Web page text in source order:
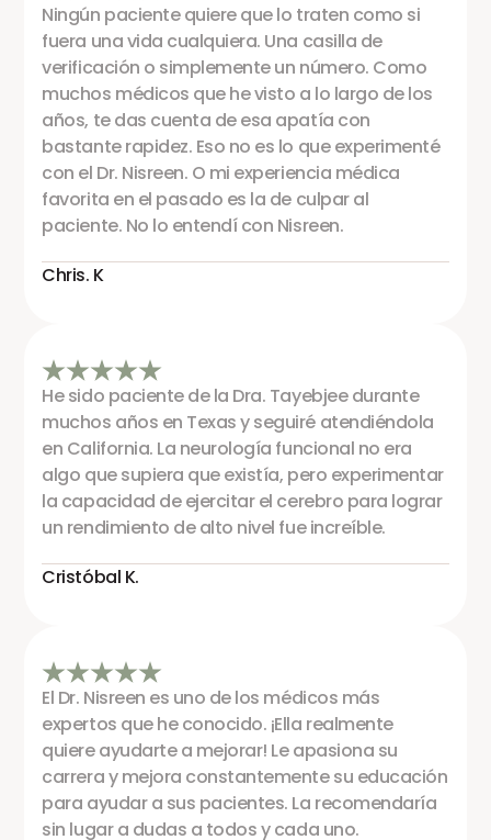
Ningún paciente quiere que lo traten como si
fuera una vida cualquiera. Una casilla de
verificación o simplemente un número. Como
muchos médicos que he visto a lo largo de los
años, te das cuenta de esa apatía con
bastante rapidez. Eso no es lo que experimenté
con el Dr. Nisreen. O mi experiencia médica
favorita en el pasado es la de culpar al
paciente. No lo entendí con Nisreen.
Chris. K
He sido paciente de la Dra. Tayebjee durante
muchos años en Texas y seguiré atendiéndola
en California. La neurología funcional no era
algo que supiera que existía, pero experimentar
la capacidad de ejercitar el cerebro para lograr
un rendimiento de alto nivel fue increíble.
Cristóbal K.
El Dr. Nisreen es uno de los médicos más
expertos que he conocido. ¡Ella realmente
quiere ayudarte a mejorar! Le apasiona su
carrera y mejora constantemente su educación
para ayudar a sus pacientes. La recomendaría
sin lugar a dudas a todos y cada uno.